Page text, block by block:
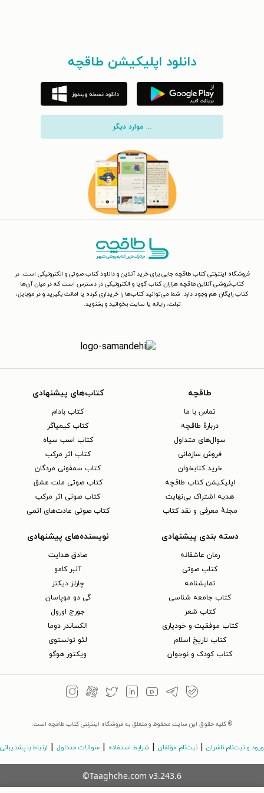
دانلود اپلیکیشن طاقچه
... موارد دیگر
فروشگاه اینترنتی کتاب طاقچه جایی برای خرید آنلاین و دانلود کتاب صوتی و الکترونیکی است. در
کتاب‌فروشی آنلاین طاقچه هزاران کتاب گویا و الکترونیکی در دسترس است که در میان آن‌ها
کتاب رایگان هم وجود دارد. شما می‌توانید کتاب‌ها را خریداری کرده یا امانت بگیرید و در موبایل،
تبلت، رایانه یا سایت بخوانید و بشنوید.
طاقچه
تماس با ما
دربارهٔ طاقچه
سوال‌های متداول
فروش سازمانی
خرید کتابخوان
اپلیکیشن کتاب طاقچه
هدیه اشتراک بی‌نهایت
مجلهٔ معرفی و نقد کتاب
کتاب‌های پیشنهادی
کتاب بادام
کتاب کیمیاگر
کتاب اسب سیاه
کتاب اثر مرکب
کتاب سمفونی مردگان
کتاب صوتی ملت عشق
کتاب صوتی اثر مرکب
کتاب صوتی عادت‌های اتمی
دسته بندی پیشنهادی
رمان عاشقانه
کتاب‌ صوتی
نمایشنامه
کتاب جامعه شناسی
کتاب شعر
کتاب موفقیت و خودیاری
کتاب تاریخ اسلام
کتاب کودک و نوجوان
نویسنده‌های پیشنهادی
صادق هدایت
آلبر کامو
چارلز دیکنز
گی دو موپاسان
جورج اورول
الکساندر دوما
لئو تولستوی
ویکتور هوگو
© کلیه حقوق این سایت محفوظ و متعلق به فروشگاه اینترنتی کتاب طاقچه است.
ورود و ثبت‌نام ناشران | ثبت‌نام مؤلفان | شرایط استفاده | سوالات متداول | ارتباط با پشتیبانی
©Taaghche.com v3.243.6